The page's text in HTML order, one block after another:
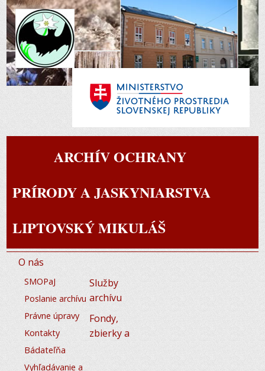
ARCHÍV OCHRANY
PRÍRODY A JASKYNIARSTVA
LIPTOVSKÝ MIKULÁŠ
O nás
SMOPaJ
Poslanie archívu
Právne úpravy
Kontakty
Služby
archívu
Bádateľňa
Vyhľadávanie a
Fondy,
zbierky a